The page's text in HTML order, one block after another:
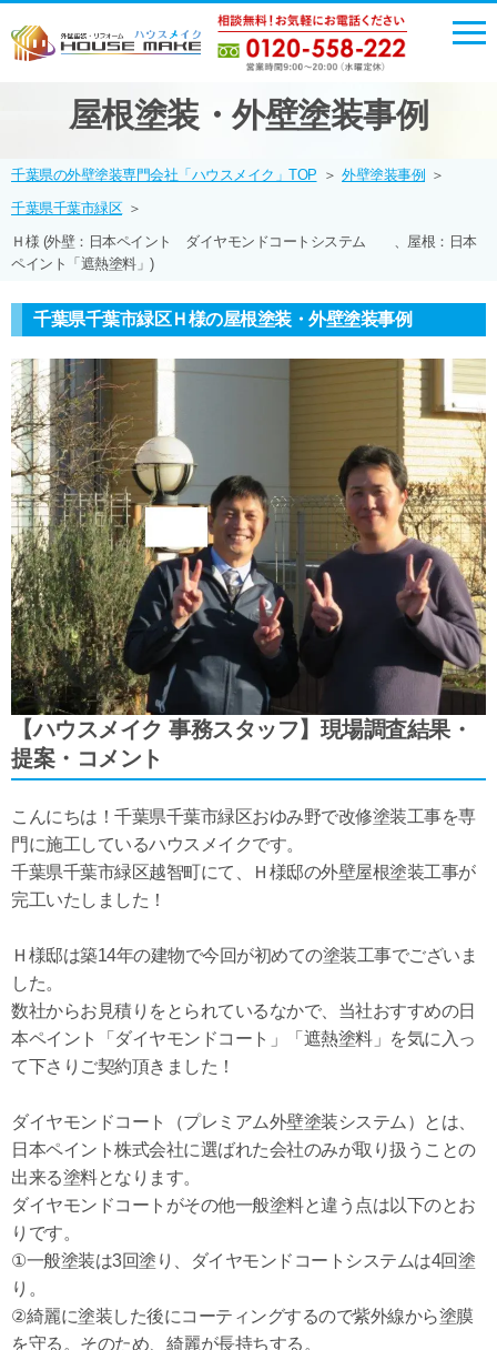
屋根塗装・外壁塗装事例
千葉県の外壁塗装専門会社「ハウスメイク」TOP ＞ 外壁塗装事例
＞
千葉県千葉市緑区 ＞
Ｈ様 (外壁：日本ペイント ダイヤモンドコートシステム 、屋根：日本
ペイント「遮熱塗料」)
千葉県千葉市緑区Ｈ様の屋根塗装・外壁塗装事例
【ハウスメイク 事務スタッフ】現場調査結果・
提案・コメント
こんにちは！千葉県千葉市緑区おゆみ野で改修塗装工事を専
門に施工しているハウスメイクです。
千葉県千葉市緑区越智町にて、Ｈ様邸の外壁屋根塗装工事が
完工いたしました！
Ｈ様邸は築14年の建物で今回が初めての塗装工事でございま
した。
数社からお見積りをとられているなかで、当社おすすめの日
本ペイント「ダイヤモンドコート」「遮熱塗料」を気に入っ
て下さりご契約頂きました！
ダイヤモンドコート（プレミアム外壁塗装システム）とは、
日本ペイント株式会社に選ばれた会社のみが取り扱うことの
出来る塗料となります。
ダイヤモンドコートがその他一般塗料と違う点は以下のとお
りです。
①一般塗装は3回塗り、ダイヤモンドコートシステムは4回塗
り。
②綺麗に塗装した後にコーティングするので紫外線から塗膜
を守る。そのため、綺麗が長持ちする。